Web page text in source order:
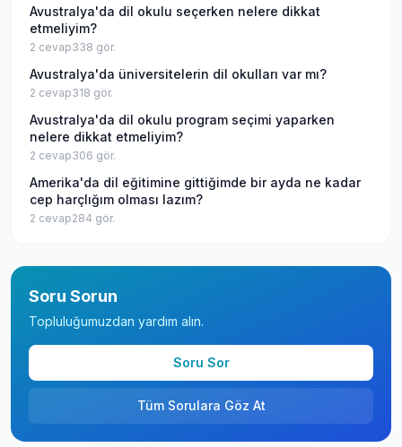
Avustralya'da dil okulu seçerken nelere dikkat
etmeliyim?
2 cevap338 gör.
Avustralya'da üniversitelerin dil okulları var mı?
2 cevap318 gör.
Avustralya'da dil okulu program seçimi yaparken
nelere dikkat etmeliyim?
2 cevap306 gör.
Amerika'da dil eğitimine gittiğimde bir ayda ne kadar
cep harçlığım olması lazım?
2 cevap284 gör.
Soru Sorun
Topluluğumuzdan yardım alın.
Soru Sor
Tüm Sorulara Göz At